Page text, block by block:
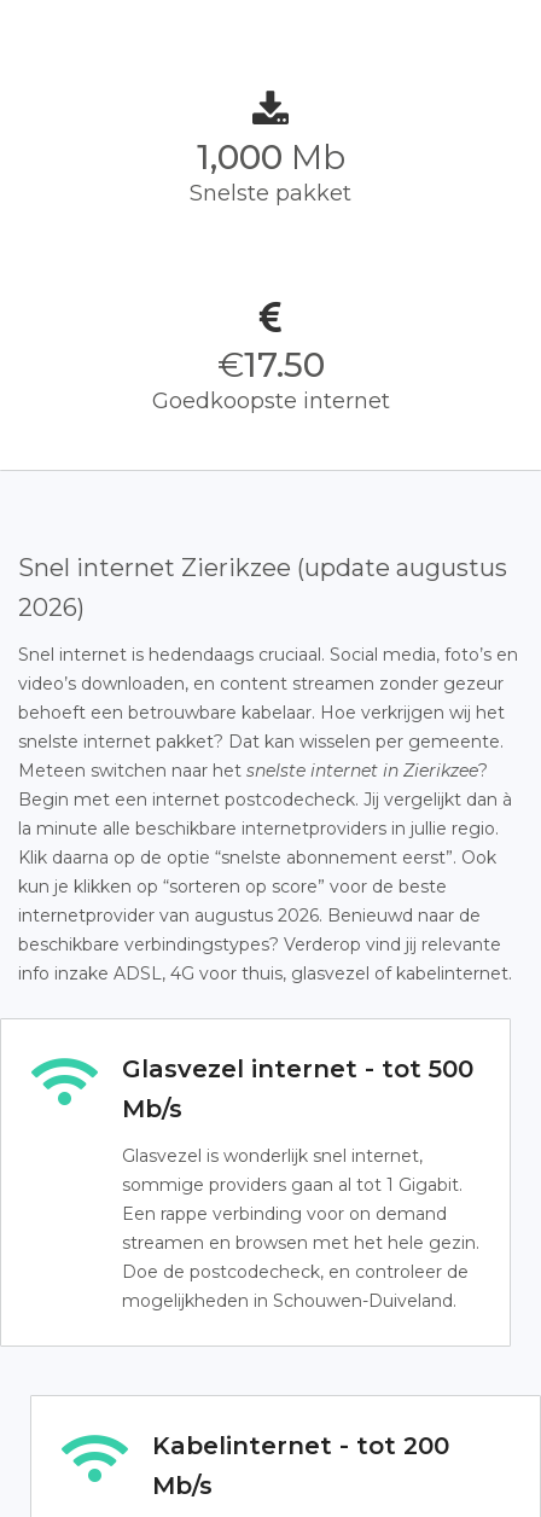
1,000 Mb
Snelste pakket
€17.50
Goedkoopste internet
Snel internet Zierikzee (update augustus
2026)
Snel internet is hedendaags cruciaal. Social media, foto’s en
video’s downloaden, en content streamen zonder gezeur
behoeft een betrouwbare kabelaar. Hoe verkrijgen wij het
snelste internet pakket? Dat kan wisselen per gemeente.
Meteen switchen naar het snelste internet in Zierikzee?
Begin met een internet postcodecheck. Jij vergelijkt dan à
la minute alle beschikbare internetproviders in jullie regio.
Klik daarna op de optie “snelste abonnement eerst”. Ook
kun je klikken op “sorteren op score” voor de beste
internetprovider van augustus 2026. Benieuwd naar de
beschikbare verbindingstypes? Verderop vind jij relevante
info inzake ADSL, 4G voor thuis, glasvezel of kabelinternet.
Glasvezel internet - tot 500
Mb/s
Glasvezel is wonderlijk snel internet,
sommige providers gaan al tot 1 Gigabit.
Een rappe verbinding voor on demand
streamen en browsen met het hele gezin.
Doe de postcodecheck, en controleer de
mogelijkheden in Schouwen-Duiveland.
Kabelinternet - tot 200
Mb/s